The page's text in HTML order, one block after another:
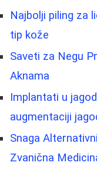
Najbolji piling za
tip kože
Saveti za Negu
Aknama
Implantati u
augmentaciji
Snaga
Zvanična